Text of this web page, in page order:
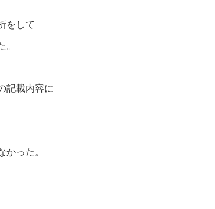
をして
記載内容に
った。